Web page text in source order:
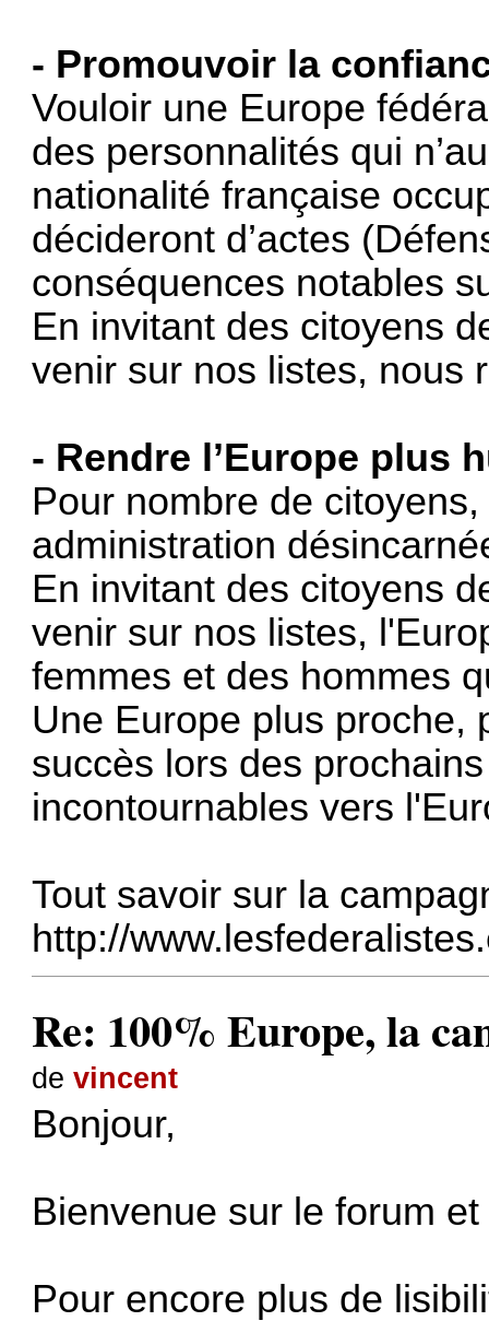
- Promouvoir la
Vouloir une Europe
des personnalités qui
nationalité française
décideront d’actes
conséquences notables
En invitant des citoyens
venir sur nos listes, nous
- Rendre l’Europe plus
Pour nombre de citoyens,
administration
En invitant des citoyens
venir sur nos listes,
femmes et des hommes
Une Europe plus proche,
succès lors des
incontournables vers
Tout savoir sur la
http://
Re: 100% Europe, la
devincent
Bonjour,
Bienvenue sur le forum
Pour encore plus de